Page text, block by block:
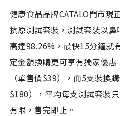
健康食品品牌CATALO門市現
抗原測試套裝，測試套裝以
高達98.26%，最快15分鐘就
定金額換購更可享有獨家優
（單售價$39），而5支裝換
$180），平均每支測試套裝
有限，售完即止。